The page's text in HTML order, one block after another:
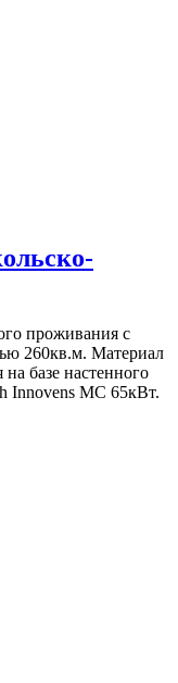
проживания с
260кв.м. Материал
базе настенного
Innovens MC 65кВт.